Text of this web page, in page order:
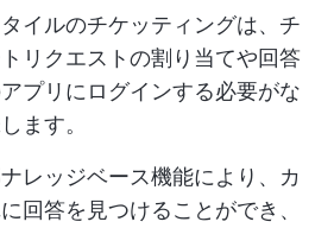
イルのチケッティングは、チ
リクエストの割り当てや回答
プリにログインする必要がな
ます。
レッジベース機能により、カ
回答を見つけることができ、